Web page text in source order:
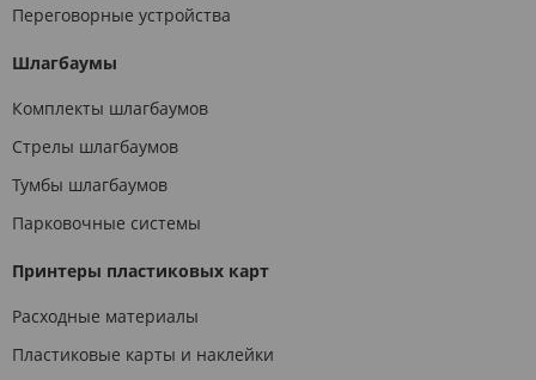
Переговорные устройства
Шлагбаумы
Комплекты шлагбаумов
Стрелы шлагбаумов
Тумбы шлагбаумов
Парковочные системы
Принтеры пластиковых карт
Расходные материалы
Пластиковые карты и наклейки